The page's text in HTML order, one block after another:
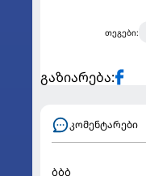
თეგები:
გაზიარება:
კომენტარები
ბბბ